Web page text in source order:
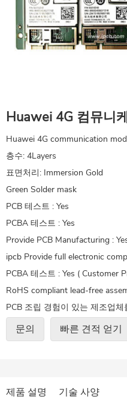
Huawei 4G 컴뮤니
Huawei 4G communication
층수: 4Layers
표면처리: Immersion Gold
Green Solder mask
PCB 테스트 : Yes
PCBA 테스트 : Yes
Provide PCB Manufacturing :
ipcb Provide full electronic
PCBA 테스트 : Yes ( Customer
RoHS compliant lead-free
PCB 조립 경험이 있는 제조업체
ipcb는 항상 약속을 지키며 Bom
sales@ipcb.com, 즉시 오퍼를 받
문의 빠른 견적 얻기
제품 설명 기술 사양